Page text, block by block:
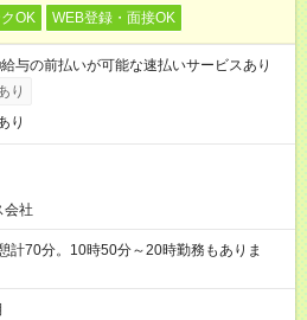
OK WEB登録・面接OK
与の前払いが可能な速払いサービスあり
り
り
会社
70分。10時50分～20時勤務もありま